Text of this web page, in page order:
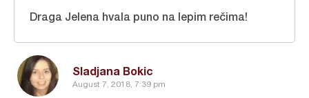
Sladjana Bokic
August 7, 2018, 7:39 pm
Draga Jelena hvala puno na lepim rečima!